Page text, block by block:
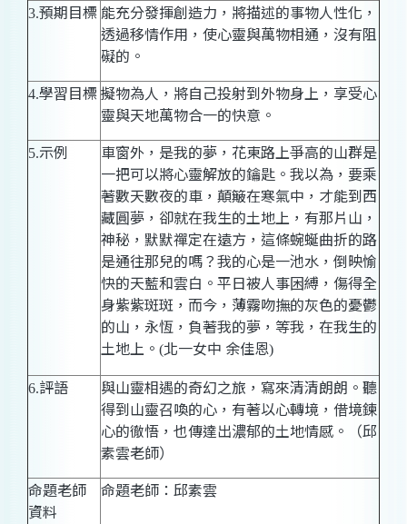
3.預期目標 能充分發揮創造力，將描述的事物人性化，
透過移情作用，使心靈與萬物相通，沒有阻
礙的。
4.學習目標擬物為人，將自己投射到外物身上，享受心
靈與天地萬物合一的快意。
5.示例
車窗外，是我的夢，花東路上爭高的山群是
一把可以將心靈解放的鑰匙。我以為，要乘
著數天數夜的車，顛簸在寒氣中，才能到西
藏圓夢，卻就在我生的土地上，有那片山，
神秘，默默禪定在遠方，這條蜿蜒曲折的路
是通往那兒的嗎？我的心是一池水，倒映愉
快的天藍和雲白。平日被人事困縛，傷得全
身紫紫斑斑，而今，薄霧吻撫的灰色的憂鬱
的山，永恆，負著我的夢，等我，在我生的
土地上。 (北一女中 余佳恩)
6.評語
與山靈相遇的奇幻之旅，寫來清清朗朗。聽
得到山靈召喚的心，有著以心轉境，借境鍊
心的徹悟，也傳達出濃郁的土地情感。（邱
素雲老師）
命題老師
資料
命題老師：邱素雲